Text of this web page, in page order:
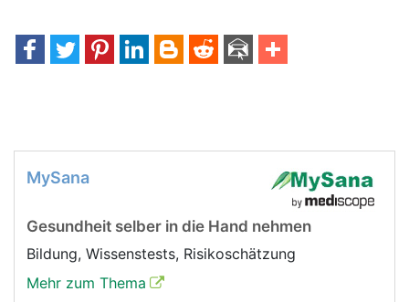
MySana
Gesundheit selber in die Hand nehmen
Bildung, Wissenstests, Risikoschätzung
Mehr zum Thema